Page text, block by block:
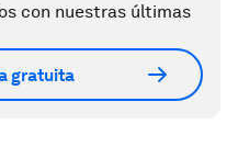
con nuestras últimas
gratuita